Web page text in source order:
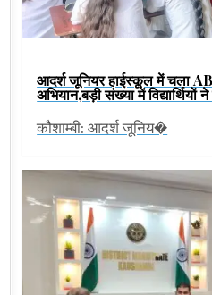
आदर्श जूनियर हाईस्कूल में चला
अभियान,बड़ी संख्या में
कौशाम्बी: आदर्श जूनिय�